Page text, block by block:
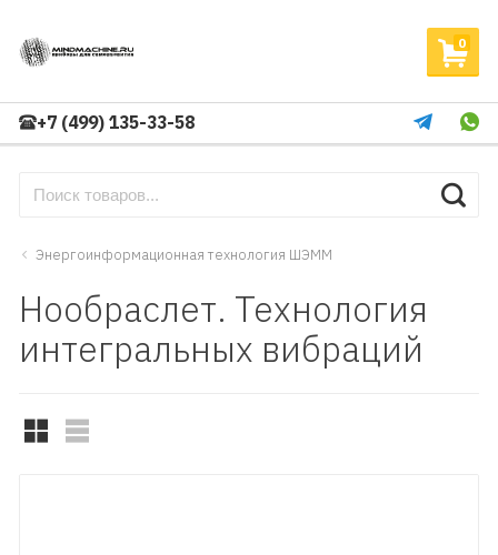
0
+7 (499) 135-33-58
Энергоинформационная технология ШЭММ
Нообраслет. Технология
интегральных вибраций